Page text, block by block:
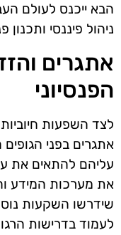
הבא ייכנס לעולם
ניהול פיננסי ותכנון
אתגרים
הפנסיוני
לצד השפעות
אתגרים בפני הגופים
עליהם להתאים את
את מערכות המידע
שידרשו השקעות
לעמוד בדרישות